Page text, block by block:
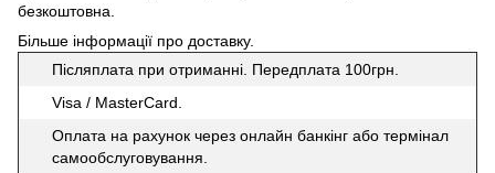
безкоштовна.
Більше інформації про доставку.
Післяплата при отриманні. Передплата 100грн.
Visa / MasterCard.
Оплата на рахунок через онлайн банкінг або термінал
самообслуговування.